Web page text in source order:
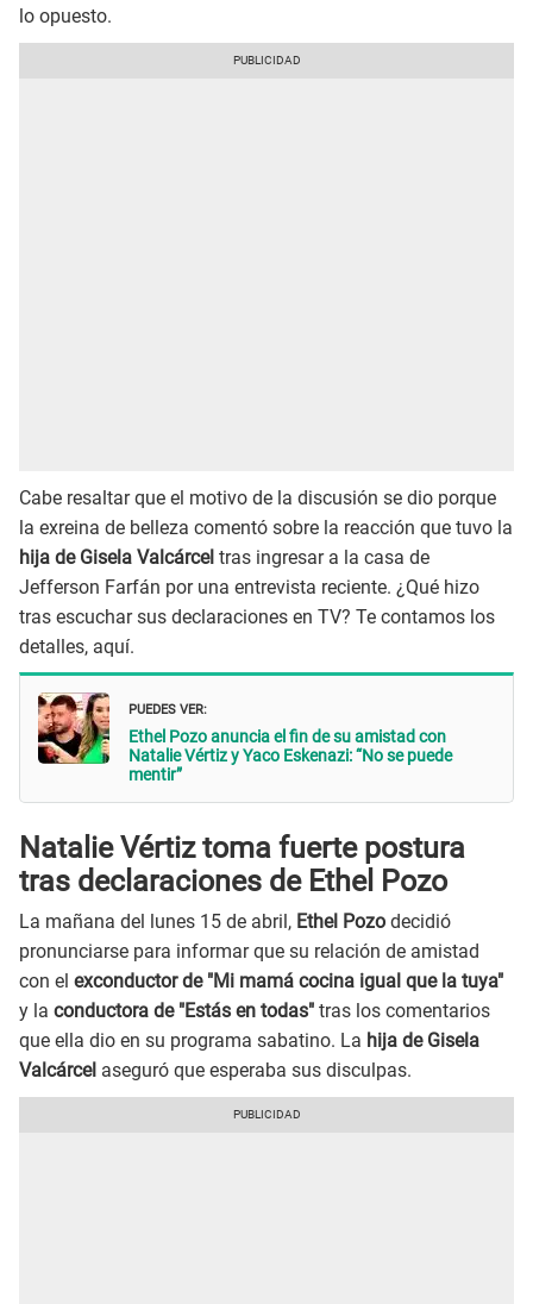
lo opuesto.
Cabe resaltar que el motivo de la discusión se dio porque
la exreina de belleza comentó sobre la reacción que tuvo la
hija de Gisela Valcárcel tras ingresar a la casa de
Jefferson Farfán por una entrevista reciente. ¿Qué hizo
tras escuchar sus declaraciones en TV? Te contamos los
detalles, aquí.
PUEDES VER:
Ethel Pozo anuncia el fin de su amistad con
Natalie Vértiz y Yaco Eskenazi: “No se puede
mentir”
Natalie Vértiz toma fuerte postura
tras declaraciones de Ethel Pozo
La mañana del lunes 15 de abril, Ethel Pozo decidió
pronunciarse para informar que su relación de amistad
con el exconductor de "Mi mamá cocina igual que la tuya"
y la conductora de "Estás en todas" tras los comentarios
que ella dio en su programa sabatino. La hija de Gisela
Valcárcel aseguró que esperaba sus disculpas.